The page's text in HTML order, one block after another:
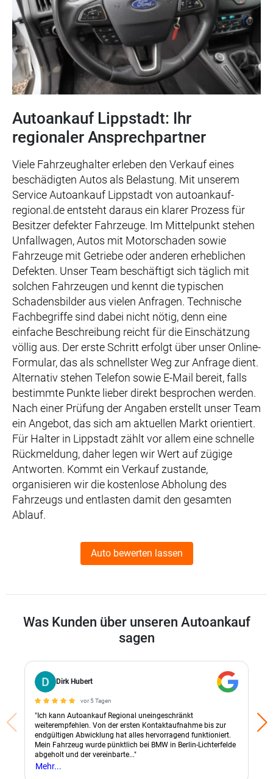
Autoankauf Lippstadt: Ihr
regionaler Ansprechpartner
Viele Fahrzeughalter erleben den Verkauf eines
beschädigten Autos als Belastung. Mit unserem
Service Autoankauf Lippstadt von autoankauf-
regional.de entsteht daraus ein klarer Prozess für
Besitzer defekter Fahrzeuge. Im Mittelpunkt stehen
Unfallwagen, Autos mit Motorschaden sowie
Fahrzeuge mit Getriebe oder anderen erheblichen
Defekten. Unser Team beschäftigt sich täglich mit
solchen Fahrzeugen und kennt die typischen
Schadensbilder aus vielen Anfragen. Technische
Fachbegriffe sind dabei nicht nötig, denn eine
einfache Beschreibung reicht für die Einschätzung
völlig aus. Der erste Schritt erfolgt über unser Online-
Formular, das als schnellster Weg zur Anfrage dient.
Alternativ stehen Telefon sowie E-Mail bereit, falls
bestimmte Punkte lieber direkt besprochen werden.
Nach einer Prüfung der Angaben erstellt unser Team
ein Angebot, das sich am aktuellen Markt orientiert.
Für Halter in Lippstadt zählt vor allem eine schnelle
Rückmeldung, daher legen wir Wert auf zügige
Antworten. Kommt ein Verkauf zustande,
organisieren wir die kostenlose Abholung des
Fahrzeugs und entlasten damit den gesamten
Ablauf.
Auto bewerten lassen
Was Kunden über unseren Autoankauf
sagen
Dirk Hubert
vor 5 Tagen
"Ich kann Autoankauf Regional uneingeschränkt
weiterempfehlen. Von der ersten Kontaktaufnahme bis zur
endgültigen Abwicklung hat alles hervorragend funktioniert.
Mein Fahrzeug wurde pünktlich bei BMW in Berlin-Lichterfelde
abgeholt und der vereinbarte..."
Mehr...